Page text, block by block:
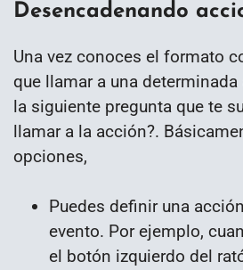
Desencadenando
Una vez conoces el formato
que llamar a una
la siguiente pregunta que te
llamar a la acción?.
opciones,
Puedes definir una
evento. Por ejemplo,
el botón izquierdo del